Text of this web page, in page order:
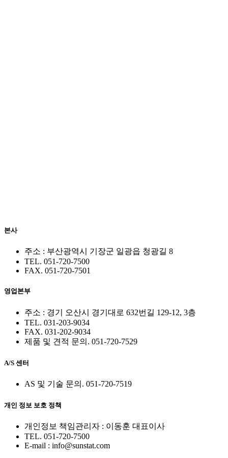
본사
주소 : 부산광역시 기장군 일광읍 청광길 8
TEL. 051-720-7500
FAX. 051-720-7501
영업본부
주소 : 경기 오산시 경기대로 632번길 129-12, 3층
TEL. 031-203-9034
FAX. 031-202-9034
제품 및 견적 문의. 051-720-7529
A/S 센터
AS 및 기술 문의. 051-720-7519
개인 정보 보호 정책
개인정보 책임관리자 : 이동훈 대표이사
TEL. 051-720-7500
E-mail : info@sunstat.com